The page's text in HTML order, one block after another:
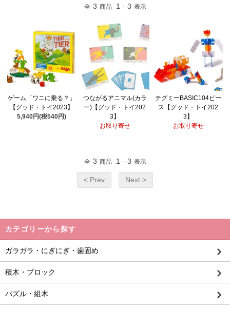
全 3 商品 1 - 3 表示
ゲーム「ワニに乗る？」
【グッド・トイ2023】
5,940円(税540円)
つながるアニマル(カラ
ー)【グッド・トイ202
3】
お取り寄せ
テグミーBASIC104ピー
ス【グッド・トイ202
3】
お取り寄せ
全 3 商品 1 - 3 表示
< Prev Next >
カテゴリーから探す
ガラガラ・にぎにぎ・歯固め
積木・ブロック
パズル・組木